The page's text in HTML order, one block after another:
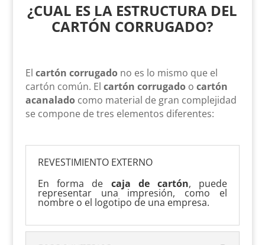
¿CUAL ES LA ESTRUCTURA DEL
CARTÓN CORRUGADO?
El cartón corrugadono es lo mismo que el
cartón común. El cartón corrugadoo cartón
acanaladocomo material de gran complejidad
se compone de tres elementos diferentes:
REVESTIMIENTO EXTERNO
En forma de caja de cartón, puede
representar una impresión, como el
nombre o el logotipo de una empresa.